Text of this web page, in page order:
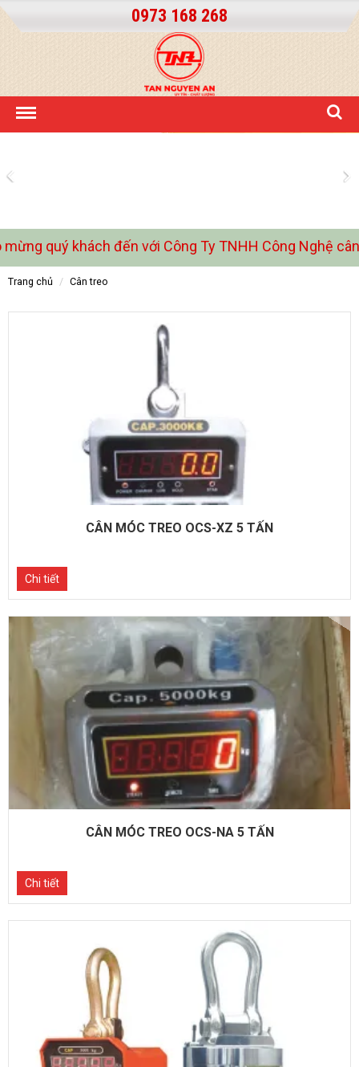
0973 168 268
quý khách đến với Công Ty TNHH Công Nghệ cân
trang chủ cân treo
CÂN MÓC TREO OCS-XZ 5 TẤN
Chi tiết
CÂN MÓC TREO OCS-NA 5 TẤN
Chi tiết